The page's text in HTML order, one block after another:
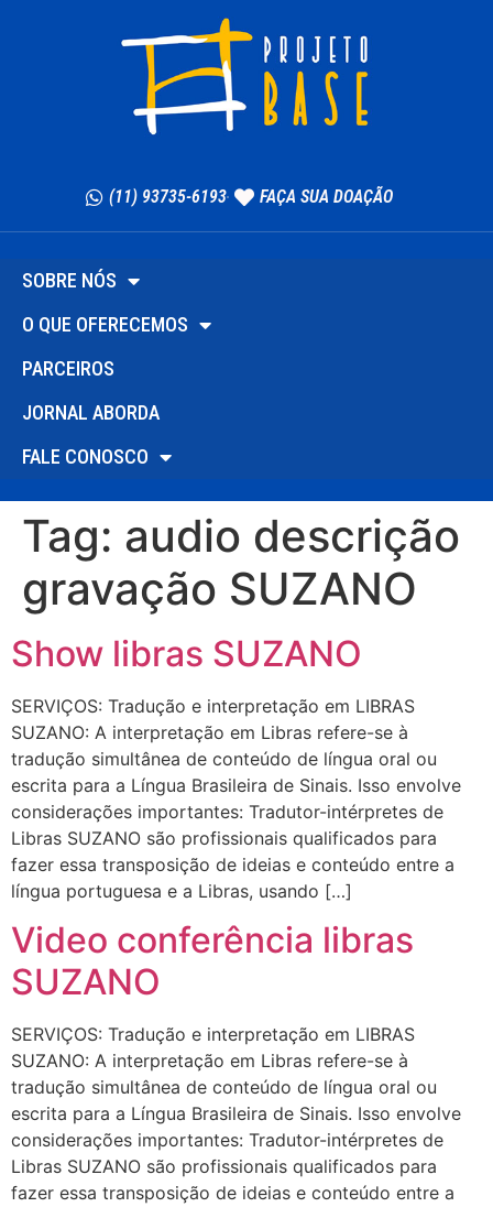
(11) 93735-6193 FAÇA SUA DOAÇÃO
SOBRE NÓS
O QUE OFERECEMOS
PARCEIROS
JORNAL ABORDA
FALE CONOSCO
Tag: audio descrição
gravação SUZANO
Show libras SUZANO
SERVIÇOS: Tradução e interpretação em LIBRAS
SUZANO: A interpretação em Libras refere-se à
tradução simultânea de conteúdo de língua oral ou
escrita para a Língua Brasileira de Sinais. Isso envolve
considerações importantes: Tradutor-intérpretes de
Libras SUZANO são profissionais qualificados para
fazer essa transposição de ideias e conteúdo entre a
língua portuguesa e a Libras, usando […]
Video conferência libras
SUZANO
SERVIÇOS: Tradução e interpretação em LIBRAS
SUZANO: A interpretação em Libras refere-se à
tradução simultânea de conteúdo de língua oral ou
escrita para a Língua Brasileira de Sinais. Isso envolve
considerações importantes: Tradutor-intérpretes de
Libras SUZANO são profissionais qualificados para
fazer essa transposição de ideias e conteúdo entre a